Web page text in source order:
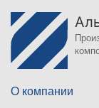
О компании